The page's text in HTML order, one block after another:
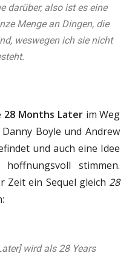
darüber, also ist es eine
Menge an Dingen, die
weswegen ich sie nicht
28 Months Laterim Weg
Boyle und Andrew
und auch eine Idee
stimmen.
Zeit ein Sequel gleich 28
wird als 28 Years